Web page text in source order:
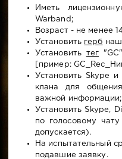
Иметь
Warband;
Возраст - не менее
Установить герб
Установить тег
[пример:
Установить Skype и
клана для
важной информации;
Установить Skype,
по голосовому
допускается).
На испытательный
подавшие заявку.